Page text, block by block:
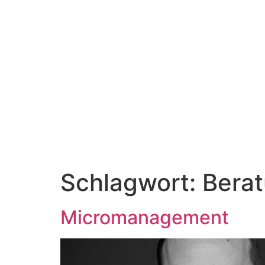
Schlagwort:
Micromanagement